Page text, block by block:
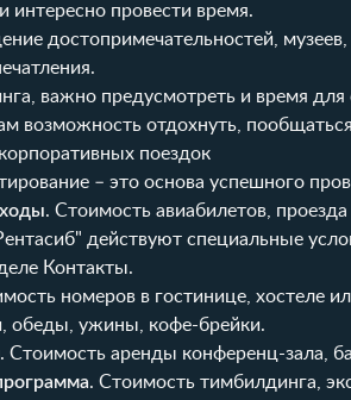
интересно провести время.
достопримечательностей,
важно предусмотреть и время
возможность отдохнуть,
поездок
– это основа успешного
. Стоимость авиабилетов,
действуют специальные
Контакты.
номеров в гостинице, хостеле
обеды, ужины, кофе-брейки.
. Стоимость аренды конференц-зала,
. Стоимость тимбилдинга,